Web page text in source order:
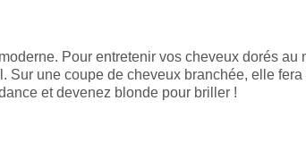
Pour entretenir vos cheveux dorés au
Sur une coupe de cheveux branchée, elle fera
et devenez blonde pour briller !